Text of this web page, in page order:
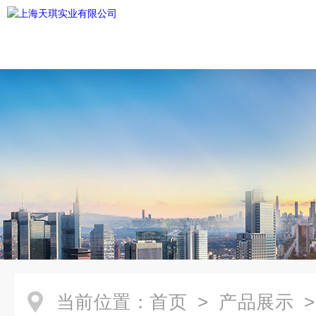
当前位置： 首页 > 产品展示